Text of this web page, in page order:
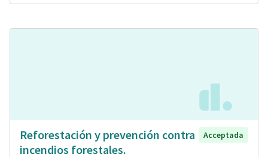
Reforestación y prevención contra
incendios forestales.
Acceptada